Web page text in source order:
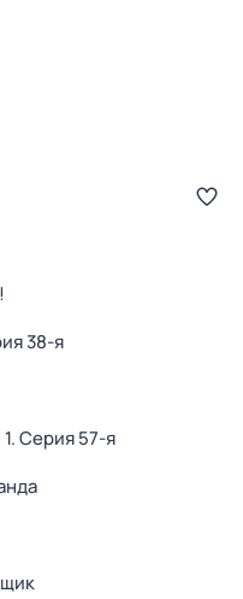
38-я
. Серия 57-я